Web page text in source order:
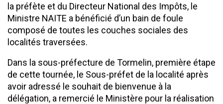
la préfète et du Directeur National des Impôts, le
Ministre NAITE a bénéficié d’un bain de foule
composé de toutes les couches sociales des
localités traversées.
Dans la sous-préfecture de Tormelin, première étape
de cette tournée, le Sous-préfet de la localité après
avoir adressé le souhait de bienvenue à la
délégation, a remercié le Ministère pour la réalisation